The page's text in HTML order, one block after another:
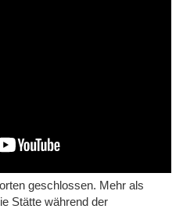
artistes participants et bien
en 2023.
geschlossen. Mehr als
Stätte während der